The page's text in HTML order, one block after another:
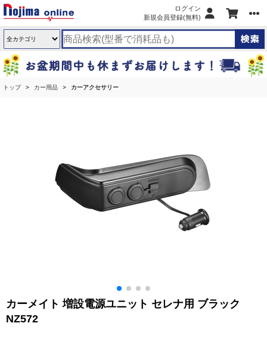
ログイン
新規会員登録(無料)
トップ カー用品 カーアクセサリー
カーメイト 増設電源ユニット セレナ用 ブラック
NZ572